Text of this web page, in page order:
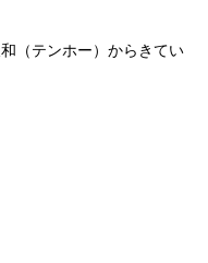
（テンホー）からきてい